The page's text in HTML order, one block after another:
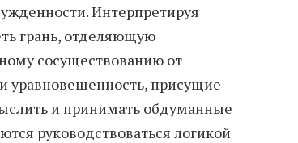
Интерпретируя
грань, отделяющую
сосуществованию от
уравновешенность, присущие
и принимать обдуманные
руководствоваться логикой